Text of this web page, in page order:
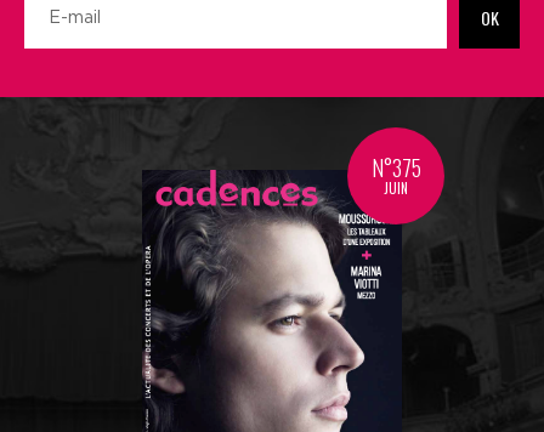
OK
N°375
JUIN